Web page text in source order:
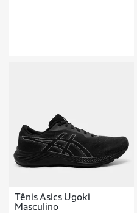
Tênis Asics Ugoki
Masculino